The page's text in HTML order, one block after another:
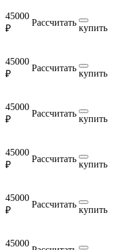
45000
₽
Рассчитать
купить
45000
₽
Рассчитать
купить
45000
₽
Рассчитать
купить
45000
₽
Рассчитать
купить
45000
₽
Рассчитать
купить
45000